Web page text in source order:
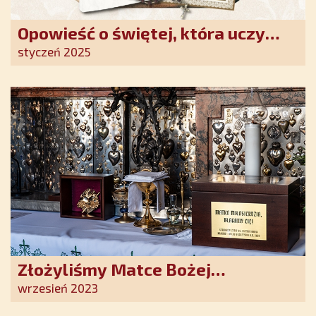
Opowieść o świętej, która uczy
szczerego oddania się Bogu.
nadziei w XXI wieku
styczeń 2025
Złożyliśmy Matce Bożej
Ostrobramskiej pozłacane wotum
wrzesień 2023